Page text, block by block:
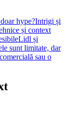
hype?Intrigi și
și context
Lidl și
sunt limitate, dar
sau o